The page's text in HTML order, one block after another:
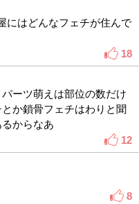
にはどんなフェチが住んで
18
ーツ萌えは部位の数だけ
か鎖骨フェチはわりと聞
からなあ
12
8